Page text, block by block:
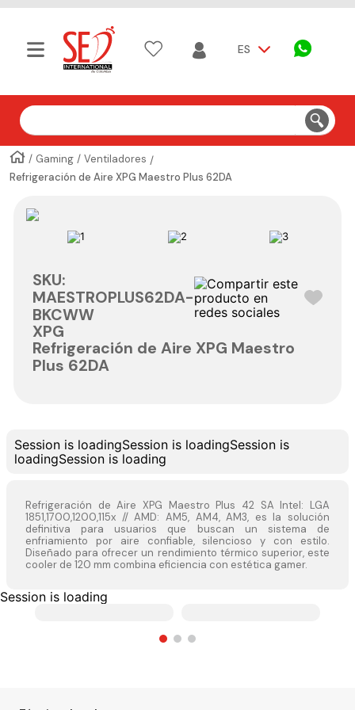
ES
Buscar
Gaming
Ventiladores
Refrigeración de Aire XPG Maestro Plus 62DA
SKU:
MAESTROPLUS62DA-
BKCWW
XPG
Refrigeración de Aire XPG Maestro
Plus 62DA
Session is loadingSession is loadingSession is
loadingSession is loading
Refrigeración de Aire XPG Maestro Plus 42 SA Intel: LGA
1851,1700,1200,115x // AMD: AM5, AM4, AM3, es la solución
definitiva para usuarios que buscan un sistema de
enfriamiento por aire confiable, silencioso y con estilo.
Diseñado para ofrecer un rendimiento térmico superior, este
cooler de 120 mm combina eficiencia con estética gamer.
Session is loading